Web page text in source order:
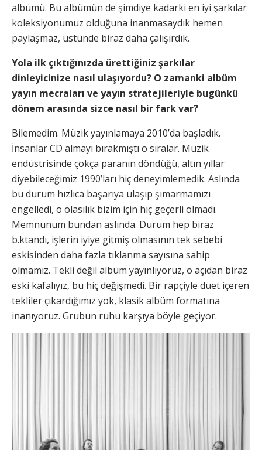
albümü. Bu albümün de şimdiye kadarki en iyi şarkılar
koleksiyonumuz olduğuna inanmasaydık hemen
paylaşmaz, üstünde biraz daha çalışırdık.
Yola ilk çıktığınızda ürettiğiniz şarkılar
dinleyicinize nasıl ulaşıyordu? O zamanki albüm
yayın mecraları ve yayın stratejileriyle bugünkü
dönem arasında sizce nasıl bir fark var?
Bilemedim. Müzik yayınlamaya 2010’da başladık.
İnsanlar CD almayı bırakmıştı o sıralar. Müzik
endüstrisinde çokça paranın döndüğü, altın yıllar
diyebileceğimiz 1990’ları hiç deneyimlemedik. Aslında
bu durum hızlıca başarıya ulaşıp şımarmamızı
engelledi, o olasılık bizim için hiç geçerli olmadı.
Memnunum bundan aslında. Durum hep biraz
b.ktandı, işlerin iyiye gitmiş olmasının tek sebebi
eskisinden daha fazla tıklanma sayısına sahip
olmamız. Tekli değil albüm yayınlıyoruz, o açıdan biraz
eski kafalıyız, bu hiç değişmedi. Bir rapçiyle düet içeren
tekliler çıkardığımız yok, klasik albüm formatına
inanıyoruz. Grubun ruhu karşıya böyle geçiyor.